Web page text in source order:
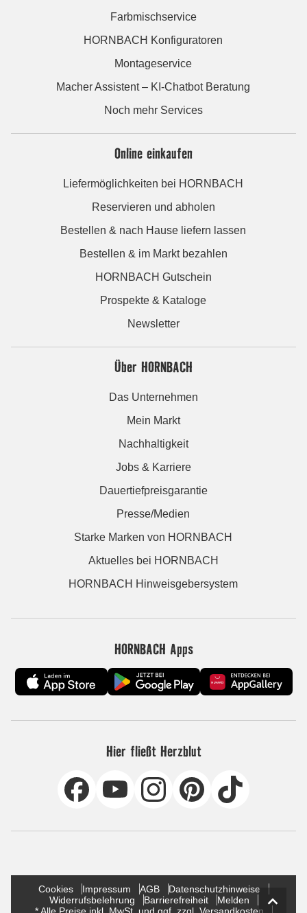
Farbmischservice
HORNBACH Konfiguratoren
Montageservice
Macher Assistent – KI-Chatbot Beratung
Noch mehr Services
Online einkaufen
Liefermöglichkeiten bei HORNBACH
Reservieren und abholen
Bestellen & nach Hause liefern lassen
Bestellen & im Markt bezahlen
HORNBACH Gutschein
Prospekte & Kataloge
Newsletter
Über HORNBACH
Das Unternehmen
Mein Markt
Nachhaltigkeit
Jobs & Karriere
Dauertiefpreisgarantie
Presse/Medien
Starke Marken von HORNBACH
Aktuelles bei HORNBACH
HORNBACH Hinweisgebersystem
HORNBACH Apps
Hier fließt Herzblut
Cookies Impressum AGB
Datenschutzhinweise
Widerrufsbelehrung
Barrierefreiheit
Melden